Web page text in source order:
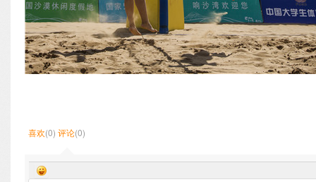
喜欢(0) 评论(0)